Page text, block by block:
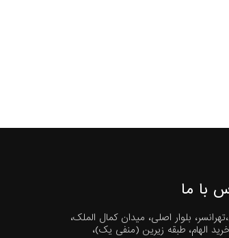
با ما
بلوار اصلی، میدان کمال الملک،
الهام، طبقه زیرین (منفی یک)،